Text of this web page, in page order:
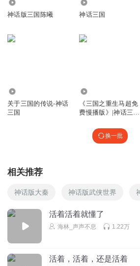
神话版三国陈曦 神话三国
关于三国的传说-神话
三国
《三国之重生马超免
费慢播版》|神话三
换一批
相关推荐
神话版大秦 神话版武侠世界
活着活着就懂了
海林_声声不息 1.22万
活着，活着，还是活着